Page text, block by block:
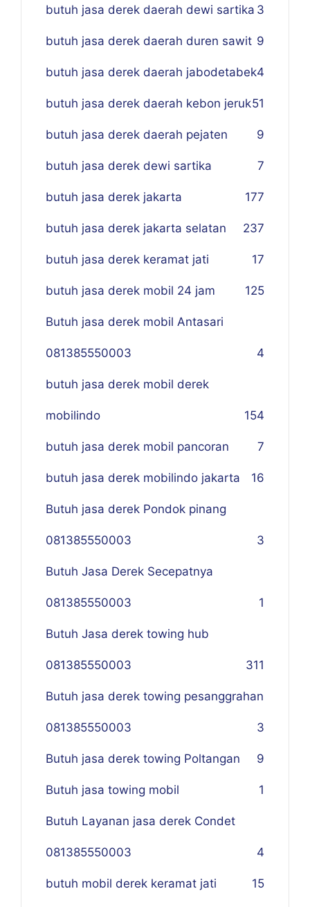
butuh jasa derek daerah dewi sartika 3
butuh jasa derek daerah duren sawit 9
butuh jasa derek daerah jabodetabek4
butuh jasa derek daerah kebon jeruk51
butuh jasa derek daerah pejaten 9
butuh jasa derek dewi sartika 7
butuh jasa derek jakarta 177
butuh jasa derek jakarta selatan 237
butuh jasa derek keramat jati 17
butuh jasa derek mobil 24 jam 125
Butuh jasa derek mobil Antasari
081385550003 4
butuh jasa derek mobil derek
mobilindo 154
butuh jasa derek mobil pancoran 7
butuh jasa derek mobilindo jakarta 16
Butuh jasa derek Pondok pinang
081385550003 3
Butuh Jasa Derek Secepatnya
081385550003 1
Butuh Jasa derek towing hub
081385550003 311
Butuh jasa derek towing pesanggrahan
081385550003 3
Butuh jasa derek towing Poltangan 9
Butuh jasa towing mobil 1
Butuh Layanan jasa derek Condet
081385550003 4
butuh mobil derek keramat jati 15